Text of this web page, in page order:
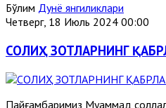
Бўлим Дунё янгиликлари
Четверг, 18 Июль 2024 00:00
СОЛИҲ ЗОТЛАРНИНГ
Пайғамбаримиз Муҳаммад